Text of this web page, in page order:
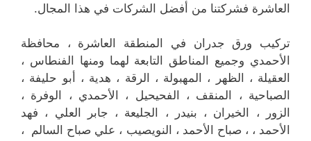
العاشرة فشركتنا من أفضل الشركات في هذا المجال.
تركيب ورق جدران في المنطقة العاشرة ، محافظة
الأحمدي وجميع المناطق التابعة لهما ومنها الفنطاس ،
العقيلة ، الظهر ، المهبولة ، الرقة ، هدية ، أبو حليفة ،
الصباحية ، المنقف ، الفحيحيل ، الأحمدي ، الوفرة ،
الزور ، الخيران ، بنيدر ، الجليعة ، جابر العلي ، فهد
الأحمد ، ، صباح الأحمد ، النويصيب ، علي صباح السالم ،